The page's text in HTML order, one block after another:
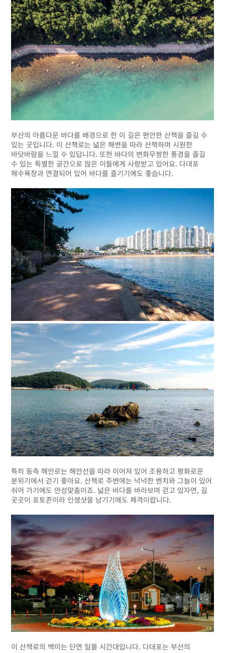
부산의 아름다운 바다를 배경으로 한 이 길은 편안한 산책을 즐길 수
있는 곳입니다. 이 산책로는 넓은 해변을 따라 산책하며 시원한
바닷바람을 느낄 수 있답니다. 또한 바다의 변화무쌍한 풍경을 즐길
수 있는 특별한 공간으로 많은 이들에게 사랑받고 있어요. 다대포
해수욕장과 연결되어 있어 바다를 즐기기에도 좋습니다.
특히 동측 해안로는 해안선을 따라 이어져 있어 조용하고 평화로운
분위기에서 걷기 좋아요. 산책로 주변에는 넉넉한 벤치와 그늘이 있어
쉬어 가기에도 안성맞춤이죠. 넓은 바다를 바라보며 걷고 있자면, 길
곳곳이 포토존이라 인생샷을 남기기에도 제격이랍니다.
이 산책로의 백미는 단연 일몰 시간대입니다. 다대포는 부산의